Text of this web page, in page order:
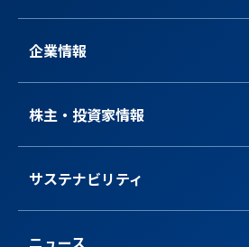
企業情報
株主・投資家情報
サステナビリティ